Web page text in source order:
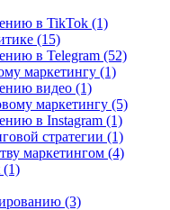
в TikTok (1)
(15)
в Telegram (52)
маркетингу (1)
видео (1)
маркетингу (5)
в Instagram (1)
стратегии (1)
маркетингом (4)
(1)
(3)